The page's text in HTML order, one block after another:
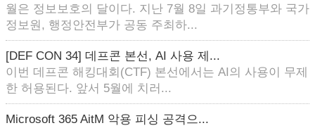
월은 정보보호의 달이다. 지난 7월 8일 과기정통부와 국가
정보원, 행정안전부가 공동 주최하...
[DEF CON 34] 데프콘 본선, AI 사용 제...
이번 데프콘 해킹대회(CTF) 본선에서는 AI의 사용이 무제
한 허용된다. 앞서 5월에 치러...
Microsoft 365 AitM 악용 피싱 공격으...